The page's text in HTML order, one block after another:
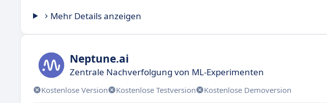
Mehr Details anzeigen
Neptune.ai
Zentrale Nachverfolgung von ML-Experimenten
Kostenlose Version Kostenlose Testversion Kostenlose Demoversion